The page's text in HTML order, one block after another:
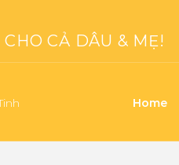
CẢ DÂU & MẸ!
Home